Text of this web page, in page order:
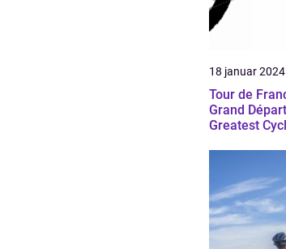
18 januar 2024
Tour de
Grand
Greatest